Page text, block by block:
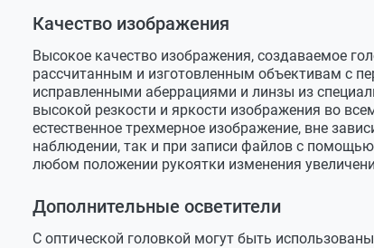
Качество изображения
Высокое качество изображения, создаваемое
рассчитанным и изготовленным объективам с
исправленными аберрациями и линзы из
высокой резкости и яркости изображения во
естественное трехмерное изображение, вне
наблюдении, так и при записи файлов с
любом положении рукоятки изменения
Дополнительные осветители
С оптической головкой могут быть
С насадкой 2х
Размер поля зрения с окуляром SWF 10х/23
Без насадок
С насадкой 0.5х
С насадкой 0.75х
С насадкой 2х
Эксплуатационные параметры